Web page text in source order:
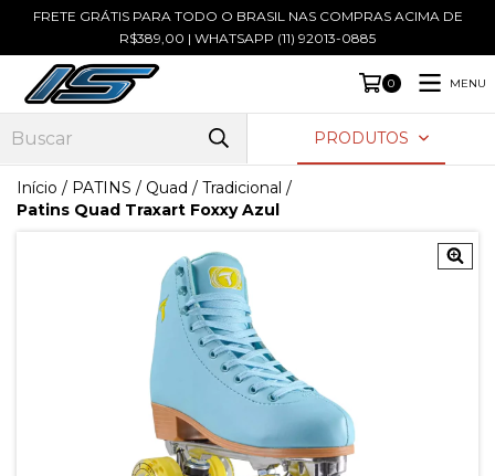
FRETE GRÁTIS PARA TODO O BRASIL NAS COMPRAS ACIMA DE
R$389,00 | WHATSAPP (11) 92013-0885
0 MENU
PRODUTOS
Início / PATINS / Quad / Tradicional /
Patins Quad Traxart Foxxy Azul